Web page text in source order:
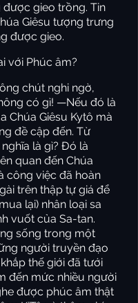
được gieo trồng. Tin
Giêsu tượng trưng
được gieo.
với Phúc âm?
chút nghi ngờ,
có gì! —Nếu đó là
Chúa Giêsu Kytô mà
đề cập đến. Từ
là gì? Đó là
quan đến Chúa
công việc đã hoàn
trên thập tự giá để
lại) nhân loại sa
vuốt của Sa-tan.
sống trong một
người truyền đạo
thế giới đã tưới
đến mức nhiều người
được phúc âm thật